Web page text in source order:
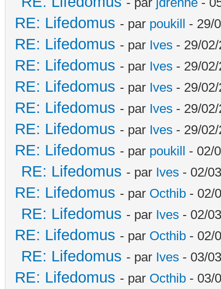
RE: Lifedomus - par poukill - 29/
RE: Lifedomus - par Ives - 29/
RE: Lifedomus - par Ives - 29/
RE: Lifedomus - par Ives - 29/
RE: Lifedomus - par Ives - 29/
RE: Lifedomus - par Ives - 29/
RE: Lifedomus - par poukill - 02/
RE: Lifedomus - par Ives - 02/
RE: Lifedomus - par Octhib - 02/
RE: Lifedomus - par Ives - 02/
RE: Lifedomus - par Octhib - 02/
RE: Lifedomus - par Ives - 03/
RE: Lifedomus - par Octhib - 03/